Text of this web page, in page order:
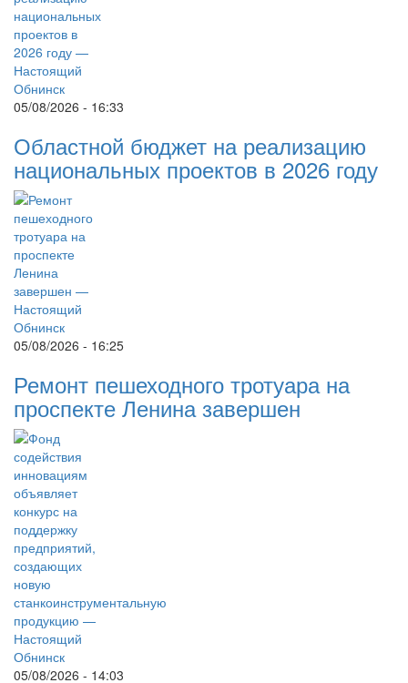
05/08/2026 - 16:33
Областной бюджет на реализацию
национальных проектов в 2026 году
05/08/2026 - 16:25
Ремонт пешеходного тротуара на
проспекте Ленина завершен
05/08/2026 - 14:03